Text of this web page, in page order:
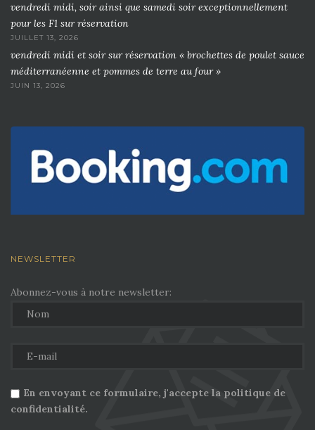
vendredi midi, soir ainsi que samedi soir exceptionnellement
pour les F1 sur réservation
JUILLET 13, 2026
vendredi midi et soir sur réservation « brochettes de poulet sauce
méditerranéenne et pommes de terre au four »
JUIN 13, 2026
NEWSLETTER
Abonnez-vous à notre newsletter:
En envoyant ce formulaire, j'accepte la politique de
confidentialité.